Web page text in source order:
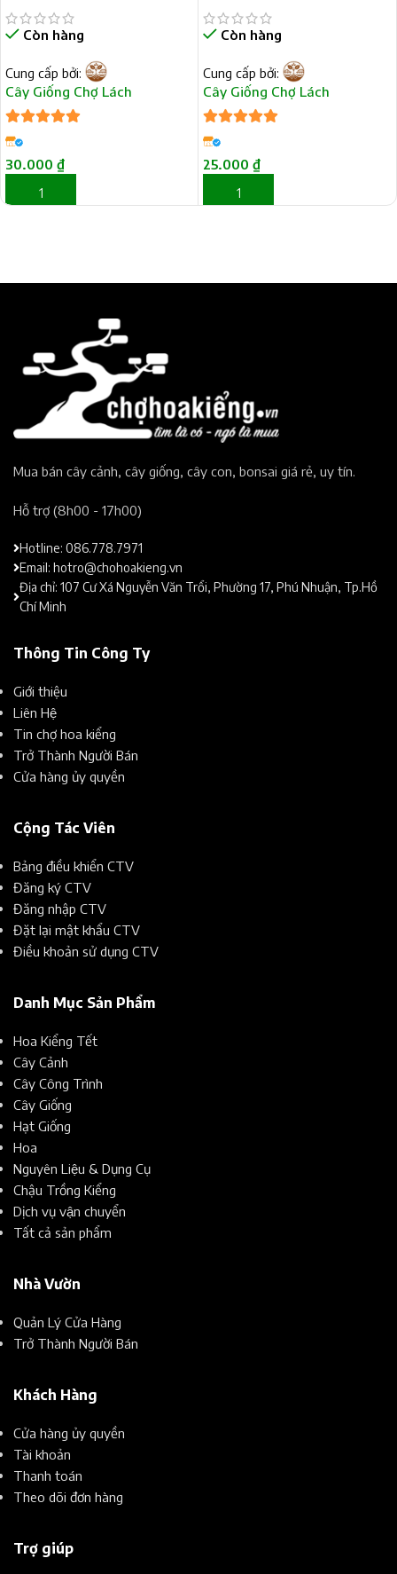
Còn hàng
Cung cấp bởi:
Cây Giống Chợ Lách
5trên 5
30.000 ₫
THÊM VÀO GIỎ HÀNG
Còn hàng
Cung cấp bởi:
Cây Giống Chợ Lách
5trên 5
25.000 ₫
THÊM VÀO GIỎ HÀNG
Mua bán cây cảnh, cây giống, cây con, bonsai giá rẻ, uy tín.​
Hỗ trợ (8h00 - 17h00)​
Hotline: 086.778.7971
Email: hotro@chohoakieng.vn
Địa chỉ: 107 Cư Xá Nguyễn Văn Trổi, Phường 17, Phú Nhuận, Tp.Hồ
Chí Minh
Thông Tin Công Ty
Giới thiệu
Liên Hệ
Tin chợ hoa kiểng
Trở Thành Người Bán
Cửa hàng ủy quyền
Cộng Tác Viên
Bảng điều khiển CTV
Đăng ký CTV
Đăng nhập CTV
Đặt lại mật khẩu CTV
Điều khoản sử dụng CTV
Danh Mục Sản Phẩm
Hoa Kiểng Tết
Cây Cảnh
Cây Công Trình
Cây Giống
Hạt Giống
Hoa
Nguyên Liệu & Dụng Cụ
Chậu Trồng Kiểng
Dịch vụ vận chuyển
Tất cả sản phẩm
Nhà Vườn
Quản Lý Cửa Hàng
Trở Thành Người Bán
Khách Hàng
Cửa hàng ủy quyền
Tài khoản
Thanh toán
Theo dõi đơn hàng
Trợ giúp